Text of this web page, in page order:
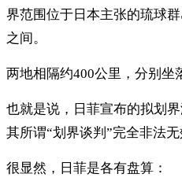
界范围位于日本主张的琉球
之间。
两地相隔约400公里，分别坐
也就是说，日菲宣布的拟划
其所谓“划界谈判”完全非法无
很显然，日菲是各有盘算：